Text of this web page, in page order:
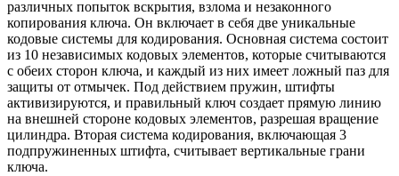
различных попыток вскрытия, взлома и незаконного
копирования ключа. Он включает в себя две уникальные
кодовые системы для кодирования. Основная система состоит
из 10 независимых кодовых элементов, которые считываются
с обеих сторон ключа, и каждый из них имеет ложный паз для
защиты от отмычек. Под действием пружин, штифты
активизируются, и правильный ключ создает прямую линию
на внешней стороне кодовых элементов, разрешая вращение
цилиндра. Вторая система кодирования, включающая 3
подпружиненных штифта, считывает вертикальные грани
ключа.